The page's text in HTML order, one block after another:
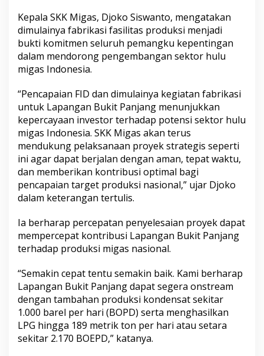
Kepala SKK Migas, Djoko Siswanto, mengatakan
dimulainya fabrikasi fasilitas produksi menjadi
bukti komitmen seluruh pemangku kepentingan
dalam mendorong pengembangan sektor hulu
migas Indonesia.
“Pencapaian FID dan dimulainya kegiatan fabrikasi
untuk Lapangan Bukit Panjang menunjukkan
kepercayaan investor terhadap potensi sektor hulu
migas Indonesia. SKK Migas akan terus
mendukung pelaksanaan proyek strategis seperti
ini agar dapat berjalan dengan aman, tepat waktu,
dan memberikan kontribusi optimal bagi
pencapaian target produksi nasional,” ujar Djoko
dalam keterangan tertulis.
Ia berharap percepatan penyelesaian proyek dapat
mempercepat kontribusi Lapangan Bukit Panjang
terhadap produksi migas nasional.
“Semakin cepat tentu semakin baik. Kami berharap
Lapangan Bukit Panjang dapat segera onstream
dengan tambahan produksi kondensat sekitar
1.000 barel per hari (BOPD) serta menghasilkan
LPG hingga 189 metrik ton per hari atau setara
sekitar 2.170 BOEPD,” katanya.